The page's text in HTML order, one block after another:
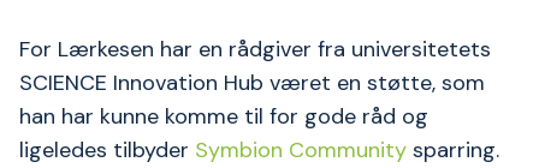
For Lærkesen har en rådgiver fra universitetets
SCIENCE Innovation Hub været en støtte, som
han har kunne komme til for gode råd og
ligeledes tilbyder Symbion Community sparring.